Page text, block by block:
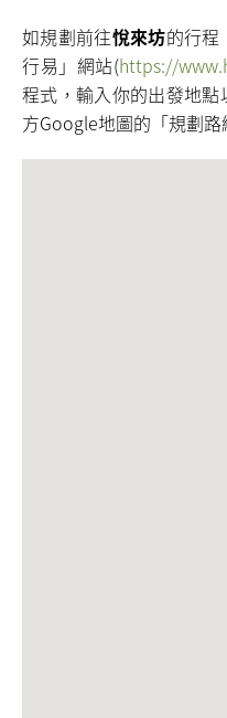
如規劃前往悅來坊的行程
行易」網站(https://
程式，輸入你的出發地
方Google地圖的「規劃路